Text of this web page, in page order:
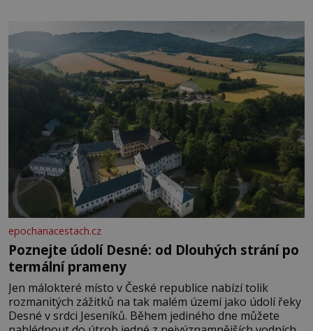
Je to opravdu tak, s věkem jako kdyby se paměť
rozhodla stávkovat. Cvičte
epochanacestach.cz
Poznejte údolí Desné: od Dlouhých strání po
termální prameny
Jen málokteré místo v České republice nabízí tolik
rozmanitých zážitků na tak malém území jako údolí řeky
Desné v srdci Jeseníků. Během jediného dne můžete